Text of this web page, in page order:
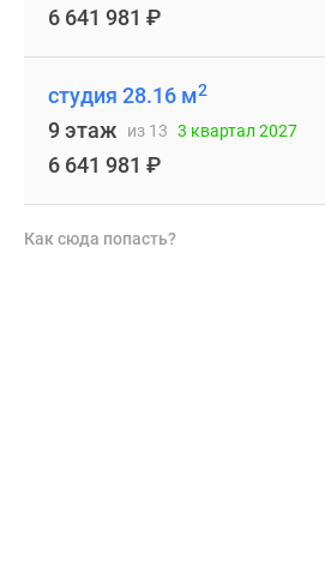
6 641 981 ₽
студия 28.16 м2
9 этаж из 13 3 квартал 2027
6 641 981 ₽
Как сюда попасть?